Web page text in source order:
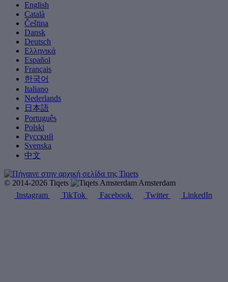
English
Català
Čeština
Dansk
Deutsch
Ελληνικά
Español
Français
한국어
Italiano
Nederlands
日本語
Português
Polski
Русский
Svenska
中文
© 2014-2026 Tiqets
Amsterdam
Instagram
TikTok Facebook Twitter LinkedIn